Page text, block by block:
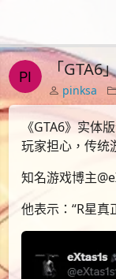
「
pinksa
《GTA6》实体
玩家担心，传统
知名游戏博主
他表示：“R星